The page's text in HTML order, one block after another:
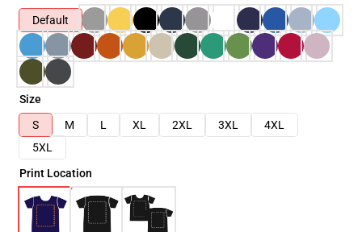
Default
Size
S
M L XL 2XL 3XL
4XL
5XL
Print Location